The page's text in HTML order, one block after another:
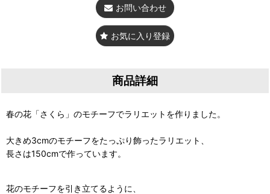
お問い合わせ
お気に入り登録
商品詳細
春の花「さくら」のモチーフでラリエットを作りました。
大きめ3cmのモチーフをたっぷり飾ったラリエット、
長さは150cmで作っています。
花のモチーフを引き立てるように、